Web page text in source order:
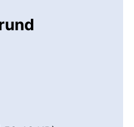
Link, öffnet neues